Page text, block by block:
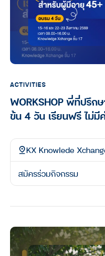
ACTIVITIES
WORKSHOP พี่ที่ปรึก
ข้น 4 วัน เรียนฟรี ไม่มี
KX Knowlede
สมัครร่วมกิจกรรม